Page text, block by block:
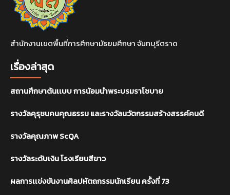
สำนักงานเขตพื้นที่การศึกษามัธยมศึกษา จันทบุรีตราด
เรื่องล่าสุด
สถานศึกษาต้นเเบบ การน้อมนำพระบรมราโชบาย
รางวัลคุรุชนคนคุณธรรม และรางวัลนวัตกรรมสร้างสรรค์คนดี
รางวัลคุณภาพ ScQA
รางวัลระดับเงิน โรงเรียนสีขาว
ผลการเเข่งขันงานศิลปหัตถกรรมนักเรียน ครั้งที่ 73